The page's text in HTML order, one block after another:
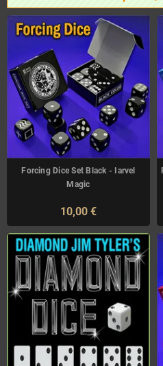
Forcing Dice Set Black - Iarvel
Magic
10,00 €